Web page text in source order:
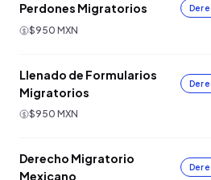
Perdones Migratorios
$950 MXN
Llenado de Formularios
Migratorios
$950 MXN
Derecho Migratorio
Mexicano